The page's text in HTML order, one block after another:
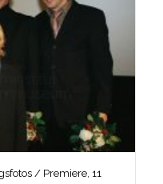
/ Premiere, 11